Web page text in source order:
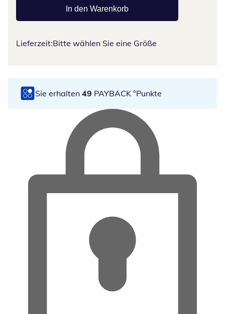
In den Warenkorb
Lieferzeit:Bitte wählen Sie eine Größe
Sie erhalten 49 PAYBACK °Punkte